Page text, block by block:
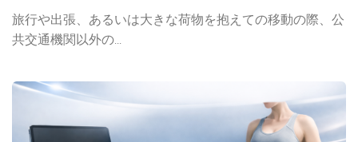
旅行や出張、あるいは大きな荷物を抱えての移動の際、公
共交通機関以外の...